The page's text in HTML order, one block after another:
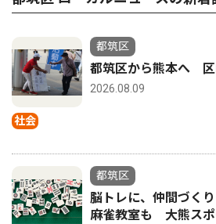
社会
都筑区
都筑区から熊本へ 区
2026.08.09
都筑区
脳トレに、仲間づく
麻雀教室も 大熊ス